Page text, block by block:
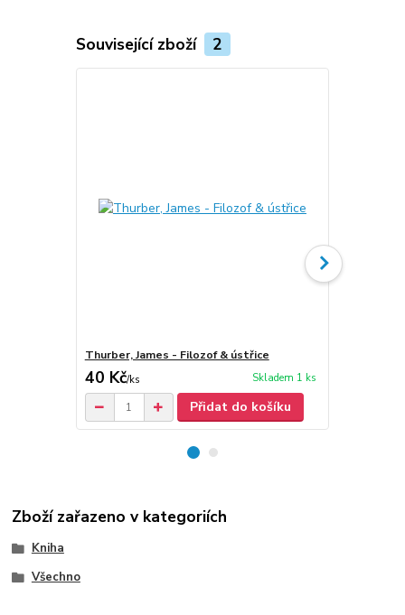
Související zboží 2
Thurber, James - Filozof & ústřice
40 Kč/ks Skladem 1 ks
Přidat do košíku
Zboží zařazeno v kategoriích
Kniha
Všechno